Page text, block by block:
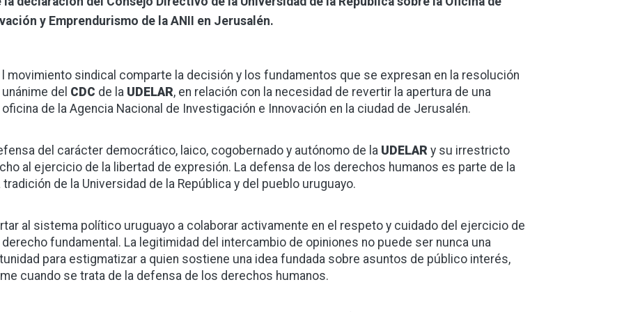
y Emprendurismo de la ANII en Jerusalén.
l movimiento sindical comparte la decisión y los fundamentos que se expresan en la resolución
unánime del CDC de la UDELAR, en relación con la necesidad de revertir la apertura de una
oficina de la Agencia Nacional de Investigación e Innovación en la ciudad de Jerusalén.
del carácter democrático, laico, cogobernado y autónomo de la UDELAR y su irrestricto
al ejercicio de la libertad de expresión. La defensa de los derechos humanos es parte de la
tradición de la Universidad de la República y del pueblo uruguayo.
al sistema político uruguayo a colaborar activamente en el respeto y cuidado del ejercicio de
fundamental. La legitimidad del intercambio de opiniones no puede ser nunca una
para estigmatizar a quien sostiene una idea fundada sobre asuntos de público interés,
cuando se trata de la defensa de los derechos humanos.